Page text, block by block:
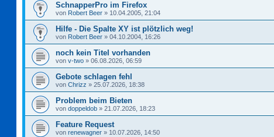
SchnapperPro im Firefox
von Robert Beer » 10.04.2005, 21:04
Hilfe - Die Spalte XY ist plötzlich weg!
von Robert Beer » 04.10.2004, 16:26
noch kein Titel vorhanden
von v-two » 06.08.2026, 06:59
Gebote schlagen fehl
von Chrizz » 25.07.2026, 18:38
Problem beim Bieten
von doppeldob » 21.07.2026, 18:23
Feature Request
von renewagner » 10.07.2026, 14:50